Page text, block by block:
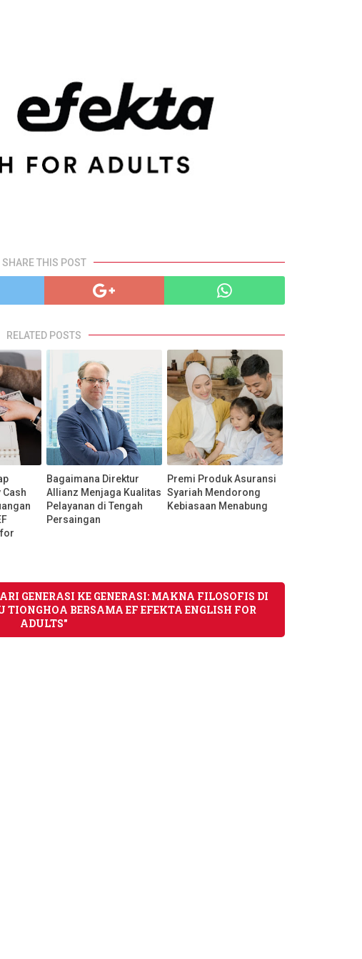
SHARE THIS POST
RELATED POSTS
for
Bagaimana Direktur
Allianz Menjaga Kualitas
Pelayanan di Tengah
Persaingan
Premi Produk Asuransi
Syariah Mendorong
Kebiasaan Menabung
GENERASI KE GENERASI: MAKNA FILOSOFIS DI
BERSAMA EF EFEKTA ENGLISH FOR
ADULTS"